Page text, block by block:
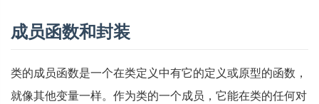
成员函数和封装
类的成员函数是一个在类定义中有它的定义或原型的函数，
就像其他变量一样。作为类的一个成员，它能在类的任何对